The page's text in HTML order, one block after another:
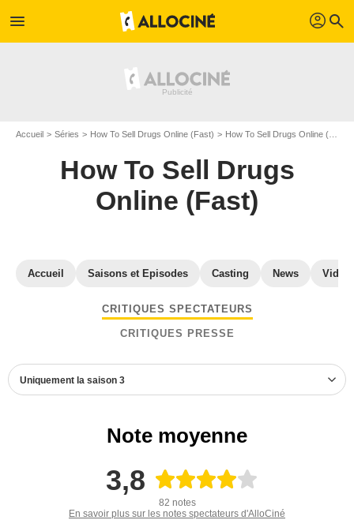
menu profil search
Accueil Séries How To Sell Drugs Online (Fast) How To Sell Drugs Online (Fast) S0
How To Sell Drugs
Online (Fast)
Accueil Saisons et Episodes Casting News
CRITIQUES SPECTATEURS
CRITIQUES PRESSE
Uniquement la saison 3
Note moyenne
3,8
82 notes
En savoir plus sur les notes spectateurs d'AlloCiné